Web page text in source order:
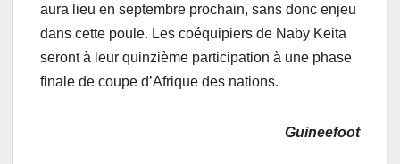
aura lieu en septembre prochain, sans donc enjeu
dans cette poule. Les coéquipiers de Naby Keita
seront à leur quinzième participation à une phase
finale de coupe d’Afrique des nations.
Guineefoot